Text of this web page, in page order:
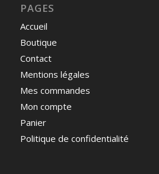
PAGES
Accueil
Boutique
Contact
Mentions légales
Mes commandes
Mon compte
Panier
Politique de confidentialité